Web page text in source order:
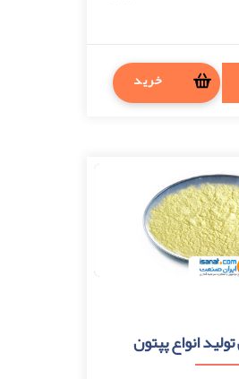
خرید
انواع پپتون